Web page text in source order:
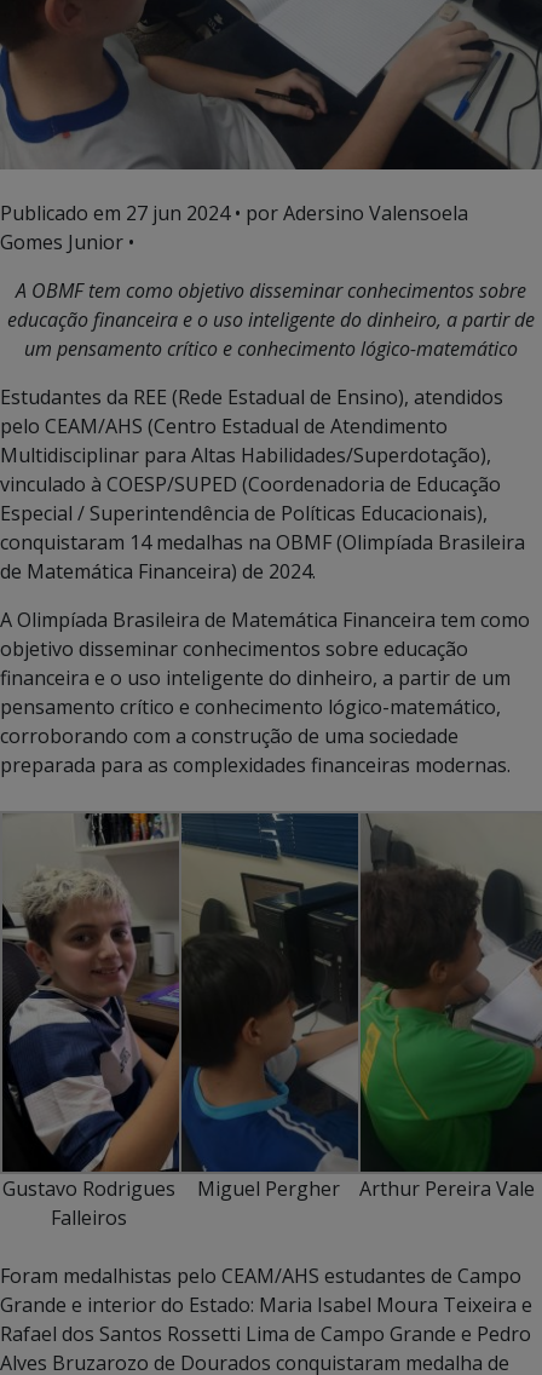
Publicado em 27 jun 2024• por Adersino Valensoela
Gomes Junior •
A OBMF tem como objetivo disseminar conhecimentos sobre
educação financeira e o uso inteligente do dinheiro, a partir de
um pensamento crítico e conhecimento lógico-matemático
Estudantes da REE (Rede Estadual de Ensino), atendidos
pelo CEAM/AHS (Centro Estadual de Atendimento
Multidisciplinar para Altas Habilidades/Superdotação),
vinculado à COESP/SUPED (Coordenadoria de Educação
Especial / Superintendência de Políticas Educacionais),
conquistaram 14 medalhas na OBMF (Olimpíada Brasileira
de Matemática Financeira) de 2024.
A Olimpíada Brasileira de Matemática Financeira tem como
objetivo disseminar conhecimentos sobre educação
financeira e o uso inteligente do dinheiro, a partir de um
pensamento crítico e conhecimento lógico-matemático,
corroborando com a construção de uma sociedade
preparada para as complexidades financeiras modernas.
Gustavo Rodrigues
Falleiros
Miguel Pergher Arthur Pereira Vale
Foram medalhistas pelo CEAM/AHS estudantes de Campo
Grande e interior do Estado: Maria Isabel Moura Teixeira e
Rafael dos Santos Rossetti Lima de Campo Grande e Pedro
Alves Bruzarozo de Dourados conquistaram medalha de